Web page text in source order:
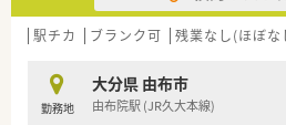
■転居が必要な方は、転居費用の
■新入社員研修、各種セミナー、
に研修を実施しております。
駅チカ ブランク可 残業なし(ほぼな
勤務地
大分県 由布市
由布院駅 (JR久大本線)